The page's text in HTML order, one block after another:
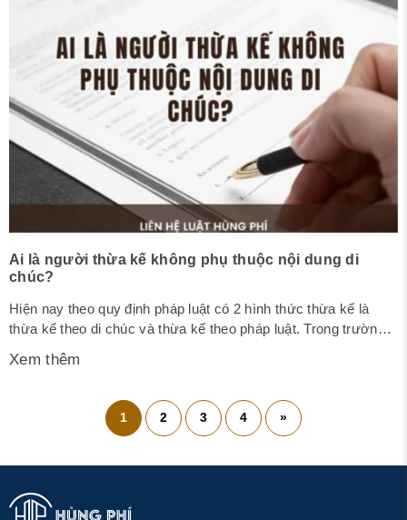
Ai là người thừa kế không phụ thuộc nội dung di
chúc?
Hiện nay theo quy định pháp luật có 2 hình thức thừa kế là
thừa kế theo di chúc và thừa kế theo pháp luật. Trong trường
của người để lại di chúc. Tuy nhiên, nhằm bảo vệ quyền lợi
Xem thêm
1 2 3 4 »